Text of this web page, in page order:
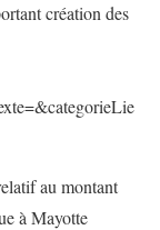
création des
au montant
à Mayotte